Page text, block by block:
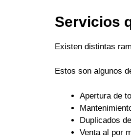
Servicios
Existen distintas
Estos son algunos
Apertura de
Duplicados
Venta al por